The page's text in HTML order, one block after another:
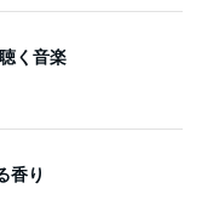
く音楽
香り